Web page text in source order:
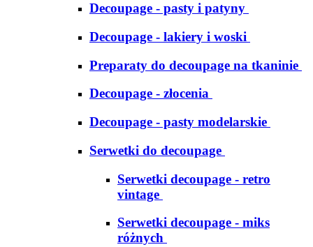
Decoupage - pasty i patyny
Decoupage - lakiery i woski
Preparaty do decoupage na tkaninie
Decoupage - złocenia
Decoupage - pasty modelarskie
Serwetki do decoupage
Serwetki decoupage - retro
vintage
Serwetki decoupage - miks
różnych